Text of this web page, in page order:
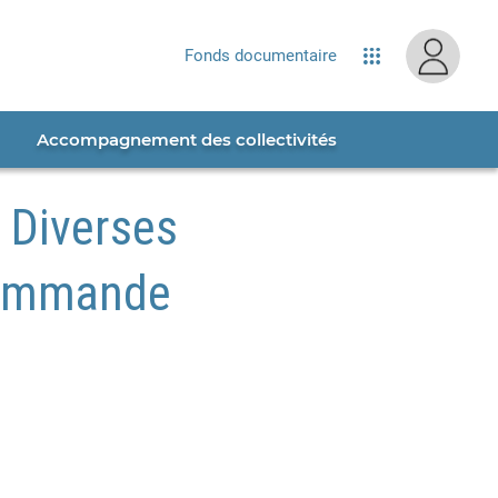
Fonds documentaire Applications
Accompagnement des collectivités